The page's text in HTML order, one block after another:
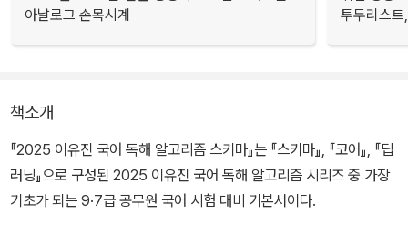
아날로그 손목시계
투두리스
책소개
『2025 이유진 국어 독해 알고리즘 스키마』는 『스키마』, 『코어』, 『딥
러닝』으로 구성된 2025 이유진 국어 독해 알고리즘 시리즈 중 가장
기초가 되는 9·7급 공무원 국어 시험 대비 기본서이다.